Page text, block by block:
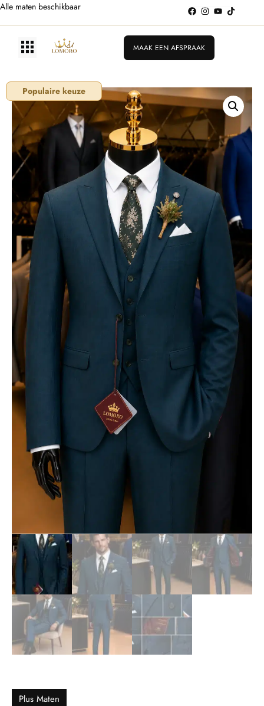
Alle maten beschikbaar
MAAK EEN AFSPRAAK
Populaire keuze
Plus Maten